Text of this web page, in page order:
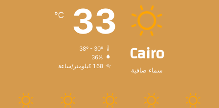
Cairo
سماء صافية
33
℃
38º - 30º
36%
1.68 كيلومتر/ساعة